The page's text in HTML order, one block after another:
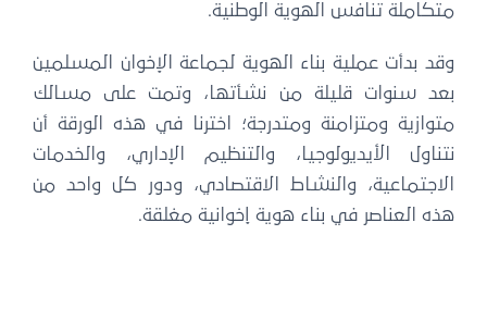
متكاملة تنافس الهوية الوطنية.
وقد بدأت عملية بناء الهوية لجماعة الإخوان المسلمين
بعد سنوات قليلة من نشأتها، وتمت على مسالك
متوازية ومتزامنة ومتدرجة؛ اخترنا في هذه الورقة أن
نتناول الأيديولوجيا، والتنظيم الإداري، والخدمات
الاجتماعية، والنشاط الاقتصادي، ودور كل واحد من
هذه العناصر في بناء هوية إخوانية مغلقة.